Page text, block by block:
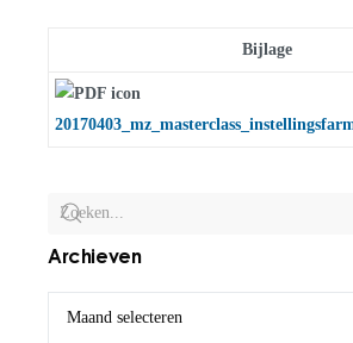
Archieven
Bijlage